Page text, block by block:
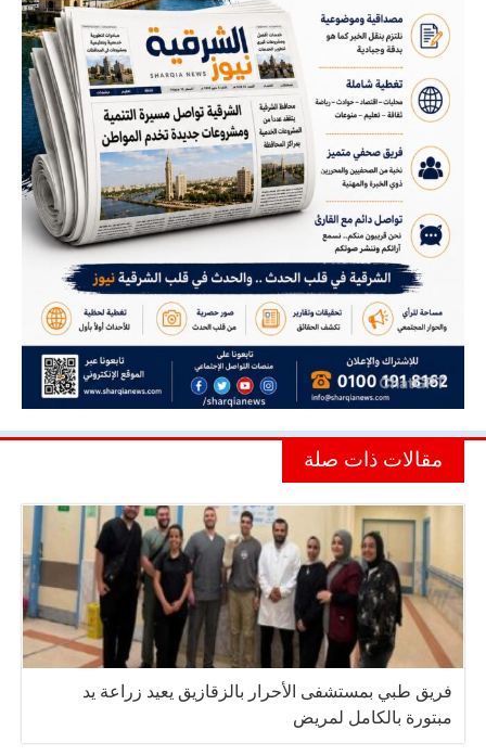
مقالات ذات صلة
فريق طبي بمستشفى الأحرار بالزقازيق يعيد زراعة يد
مبتورة بالكامل لمريض